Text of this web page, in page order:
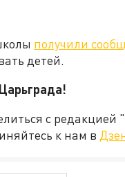
получили
детей.
с
к нам в